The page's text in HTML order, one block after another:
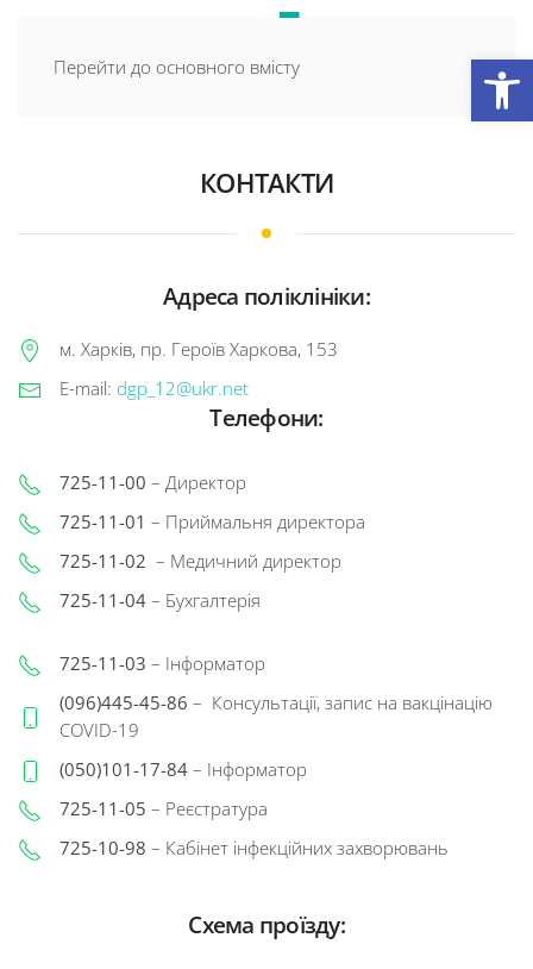
Перейти до основного вмісту
КОНТАКТИ
Адреса поліклініки:
м. Харків, пр. Героїв Харкова, 153
E-mail: dgp_12@ukr.net
Телефони:
725-11-00 – Директор
725-11-01 – Приймальня директора
725-11-02 – Медичний директор
725-11-04 – Бухгалтерія
725-11-03 – Інформатор
(096)445-45-86 – Консультації, запис на вакцінацію
COVID-19
(050)101-17-84 – Інформатор
725-11-05 – Реєстратура
725-10-98 – Кабінет інфекційних захворювань
Схема проїзду: